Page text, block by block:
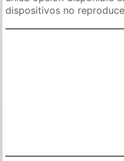
dispositivos no